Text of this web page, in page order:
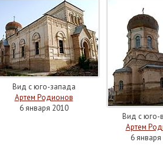
Вид с юго-запада
Артем Родионов
6 января 2010
Вид с юго-
Артем
6